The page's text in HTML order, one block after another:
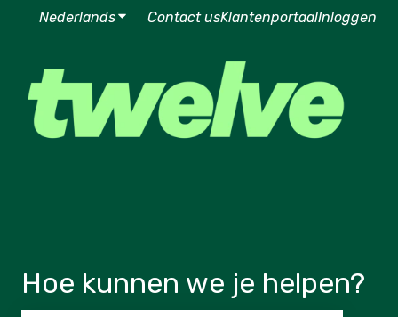
NederlandsSubmenu tonen voor vertalingen
Contact usKlantenportaalInloggen
Hoe kunnen we je helpen?